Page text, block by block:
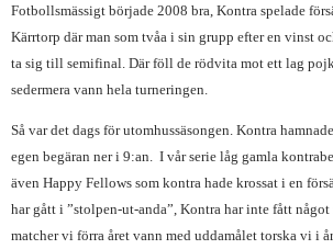
Fotbollsmässigt började 2008 bra, Kontra spelade
Kärrtorp där man som tvåa i sin grupp efter en vinst
ta sig till semifinal. Där föll de rödvita mot ett lag
sedermera vann hela turneringen.
Så var det dags för utomhussäsongen. Kontra
egen begäran ner i 9:an. I vår serie låg gamla
även Happy Fellows som kontra hade krossat i en
har gått i ”stolpen-ut-anda”, Kontra har inte fått
matcher vi förra året vann med uddamålet torska vi i